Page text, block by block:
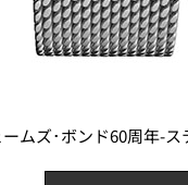
ムズ･ボンド60周年-